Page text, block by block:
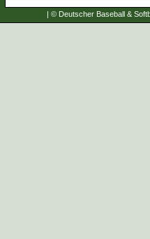
| © Deutscher Baseball &